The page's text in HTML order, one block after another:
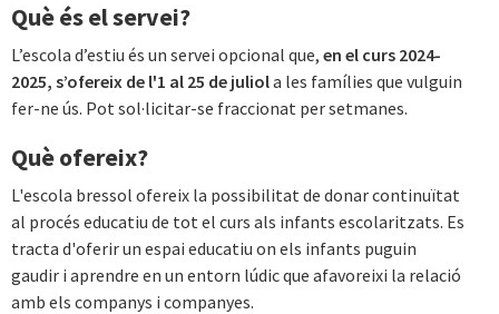
Què és el servei?
L’escola d’estiu és un servei opcional que, en el curs 2024-
2025, s’ofereix de l'1 al 25 de juliola les famílies que vulguin
fer-ne ús. Pot sol·licitar-se fraccionat per setmanes.
Què ofereix?
L'escola bressol ofereix la possibilitat de donar continuïtat
al procés educatiu de tot el curs als infants escolaritzats. Es
tracta d'oferir un espai educatiu on els infants puguin
gaudir i aprendre en un entorn lúdic que afavoreixi la relació
amb els companys i companyes.